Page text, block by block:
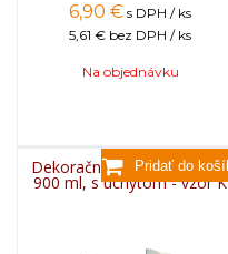
6,90 € s DPH / ks
5,61 € bez DPH / ks
Na objednávku
Dekoračný kartón na pohár
900 ml, s úchytom - vzor K